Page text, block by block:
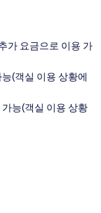
가 요금으로 이용 가
(객실 이용 상황에
능(객실 이용 상황